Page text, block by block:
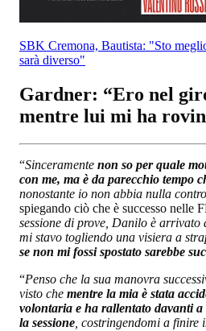
SBK Cremona, Bautista: "Sto
sarà diverso"
Gardner: “Ero nel
mentre lui mi ha
“Sinceramente non so per quale
con me, ma è da parecchio tempo
nonostante io non abbia nulla
spiegando ciò che è successo nelle
sessione di prove, Danilo è arrivato
mi stavo togliendo una visiera a
se non mi fossi spostato sarebbe
“Penso che la sua manovra
visto che mentre la mia è stata
volontaria e ha rallentato davanti
la sessione , costringendomi a